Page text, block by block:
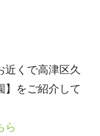
近くで高津区久
】をご紹介して
ら